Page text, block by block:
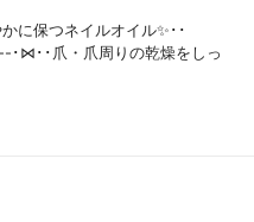
に保つネイルオイル✨･･
･･爪・爪周りの乾燥をしっ